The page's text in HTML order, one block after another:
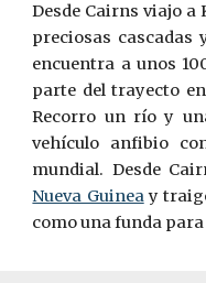
Desde Cairns viajo a
preciosas cascadas
encuentra a unos
parte del trayecto
Recorro un río y
vehículo anfibio
mundial. Desde
Nueva Gui­neay
como una funda